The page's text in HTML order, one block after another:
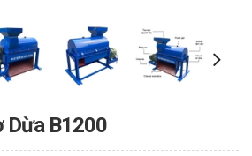
Dừa B1200